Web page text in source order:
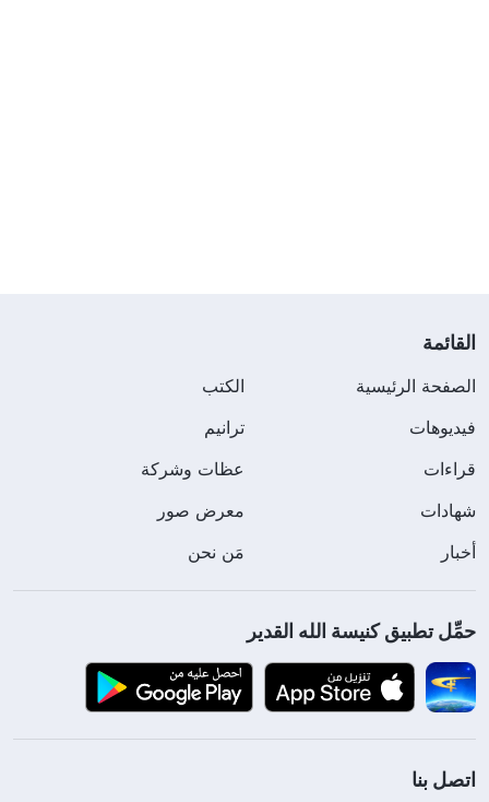
القائمة
الصفحة الرئيسية
الكتب
فيديوهات
ترانيم
قراءات
عظات وشركة
شهادات
معرض صور
أخبار
مَن نحن
حمِّل تطبيق كنيسة الله القدير
اتصل بنا